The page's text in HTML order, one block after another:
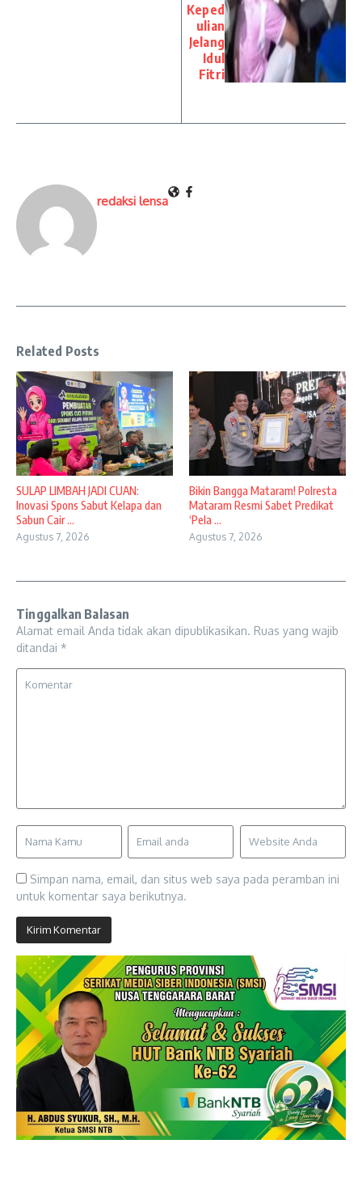
Keped
ulian
Jelang
Idul
Fitri
redaksi lensa
Related Posts
SULAP LIMBAH JADI CUAN:
Inovasi Spons Sabut Kelapa dan
Sabun Cair ...
Agustus 7, 2026
Bikin Bangga Mataram! Polresta
Mataram Resmi Sabet Predikat
‘Pela ...
Agustus 7, 2026
Tinggalkan Balasan
Alamat email Anda tidak akan dipublikasikan. Ruas yang wajib
ditandai *
Simpan nama, email, dan situs web saya pada peramban ini
untuk komentar saya berikutnya.